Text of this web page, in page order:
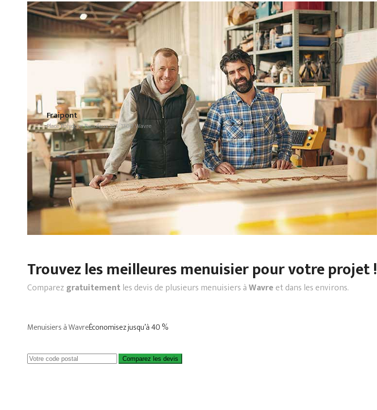
Fraipont
Place Polydore Beaufaux 185, 1300 Wavre
Trouvez les meilleures menuisier pour votre projet !
Comparez gratuitementles devis de plusieurs menuisiers àWavreet dans les environs.
Menuisiers à WavreÉconomisez jusqu’à 40 %
Comparez les devis